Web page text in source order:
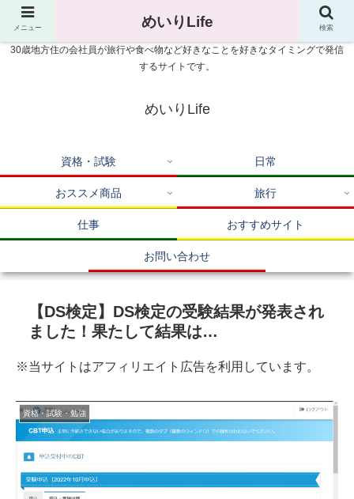
30歳地方住の会社員が旅行や食べ物など好きなことを好きなタイミングで発信
するサイトです。
めいりLife
資格・試験 日常
おススメ商品 旅行
仕事 おすすめサイト
お問い合わせ
【DS検定】DS検定の受験結果が発表され
ました！果たして結果は…
※当サイトはアフィリエイト広告を利用しています。
資格・試験・勉強
メニュー めいりLife 検索